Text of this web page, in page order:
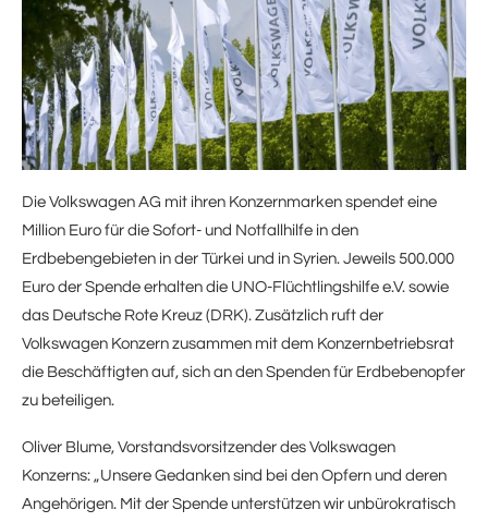
Die Volkswagen AG mit ihren Konzernmarken spendet eine
Million Euro für die Sofort- und Notfallhilfe in den
Erdbebengebieten in der Türkei und in Syrien. Jeweils 500.000
Euro der Spende erhalten die UNO-Flüchtlingshilfe e.V. sowie
das Deutsche Rote Kreuz (DRK). Zusätzlich ruft der
Volkswagen Konzern zusammen mit dem Konzernbetriebsrat
die Beschäftigten auf, sich an den Spenden für Erdbebenopfer
zu beteiligen.
Oliver Blume, Vorstandsvorsitzender des Volkswagen
Konzerns: „Unsere Gedanken sind bei den Opfern und deren
Angehörigen. Mit der Spende unterstützen wir unbürokratisch